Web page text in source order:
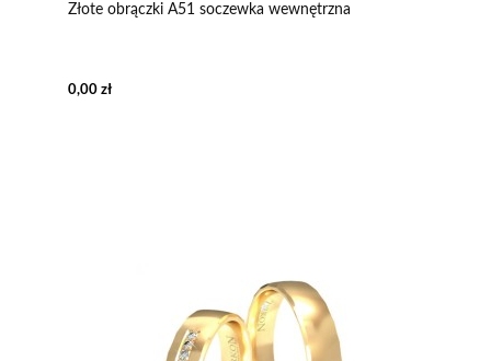
Złote obrączki A51 soczewka wewnętrzna
0,00 zł